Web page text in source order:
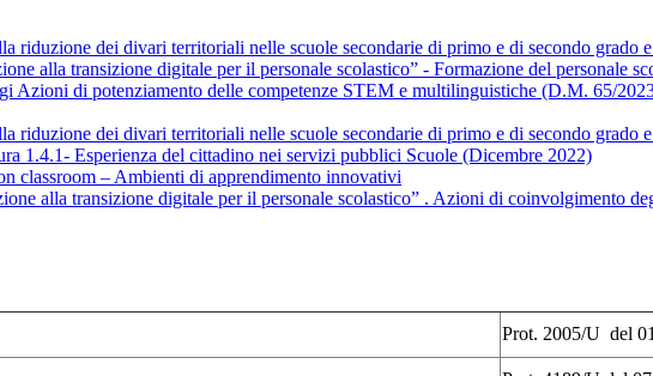
riduzione dei divari territoriali nelle scuole secondarie di primo e di secondo grado
alla transizione digitale per il personale scolastico” - Formazione del personale
Azioni di potenziamento delle competenze STEM e multilinguistiche (D.M. 65/
riduzione dei divari territoriali nelle scuole secondarie di primo e di secondo grado
1.4.1- Esperienza del cittadino nei servizi pubblici Scuole (Dicembre 2022)
classroom – Ambienti di apprendimento innovativi
alla transizione digitale per il personale scolastico” . Azioni di coinvolgimento
Prot. 2005/U del